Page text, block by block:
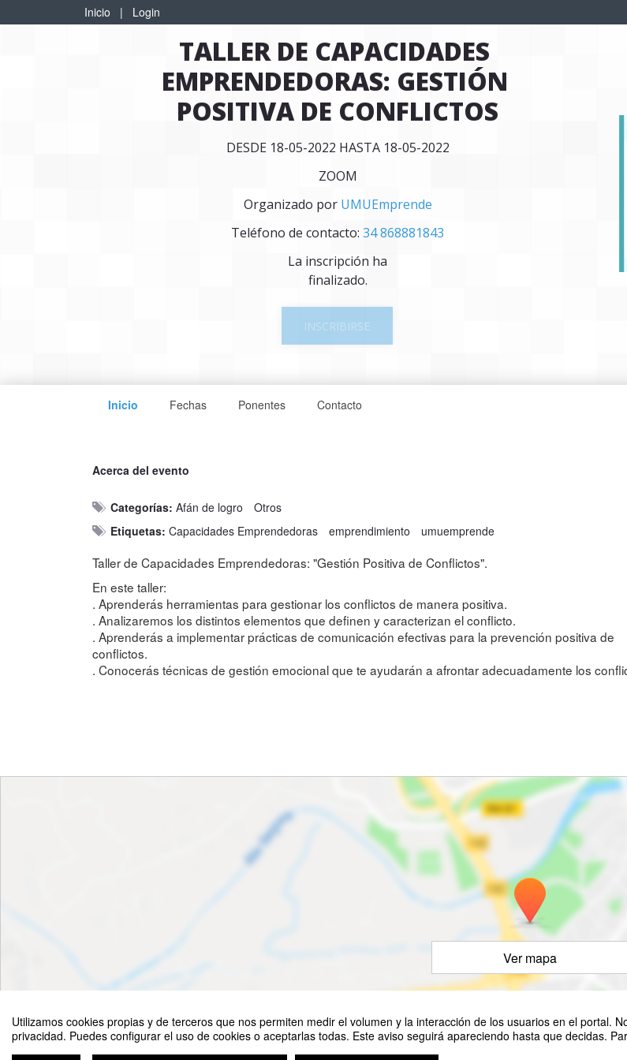
Utilizamos cookies propias y de terceros que nos permiten medir el volumen y la interacción de los usuarios en el portal.
privacidad. Puedes configurar el uso de cookies o aceptarlas todas. Este aviso seguirá apareciendo hasta que decidas.
Inicio | Login
TALLER DE CAPACIDADES
EMPRENDEDORAS: GESTIÓN
POSITIVA DE CONFLICTOS
DESDE 18-05-2022 HASTA 18-05-2022
ZOOM
Organizado por UMUEmprende
Teléfono de contacto:34 868881843
La inscripción ha
finalizado.
INSCRIBIRSE
Inicio Fechas Ponentes Contacto
Acerca del evento
Categorías: Afán de logro
Otros
Etiquetas: Capacidades Emprendedoras emprendimiento umuemprende
Taller de Capacidades Emprendedoras: "Gestión Positiva de Conflictos".
En este taller:
. Aprenderás herramientas para gestionar los conflictos de manera positiva.
. Analizaremos los distintos elementos que definen y caracterizan el conflicto.
. Aprenderás a implementar prácticas de comunicación efectivas para la prevención positiva de
conflictos.
. Conocerás técnicas de gestión emocional que te ayudarán a afrontar adecuadamente los
Ver mapa